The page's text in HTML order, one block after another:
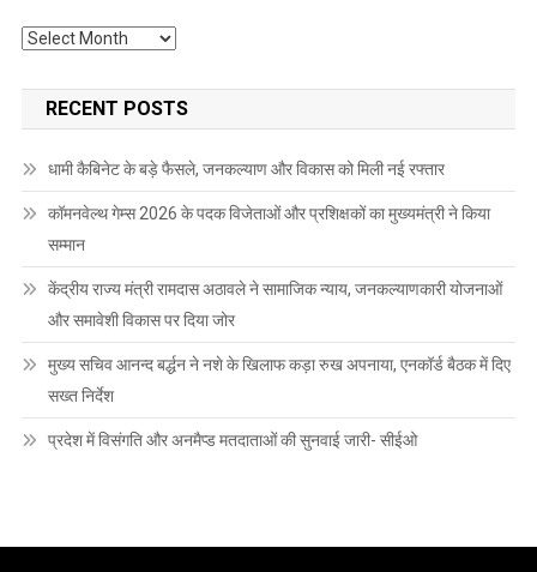
Archives
RECENT POSTS
धामी कैबिनेट के बड़े फैसले, जनकल्याण और विकास को मिली नई रफ्तार
कॉमनवेल्थ गेम्स 2026 के पदक विजेताओं और प्रशिक्षकों का मुख्यमंत्री ने किया
सम्मान
केंद्रीय राज्य मंत्री रामदास अठावले ने सामाजिक न्याय, जनकल्याणकारी योजनाओं
और समावेशी विकास पर दिया जोर
मुख्य सचिव आनन्द बर्द्धन ने नशे के खिलाफ कड़ा रुख अपनाया, एनकॉर्ड बैठक में दिए
सख्त निर्देश
प्रदेश में विसंगति और अनमैप्ड मतदाताओं की सुनवाई जारी- सीईओ